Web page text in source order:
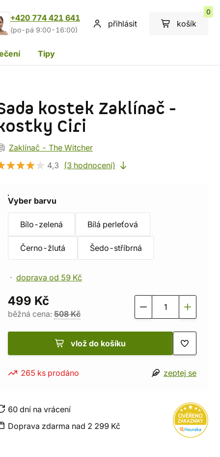
+420 774 421 641
(po-pá 9:00-16:00)
přihlásit košík
0
Tipy
kostek Zaklínač -
Ciri
Zaklínač - The Witcher
4,3
(3 hodnocení)
Vyber barvu
Bílo-zelená Bílá perleťová
Černo-žlutá Šedo-stříbrná
doprava od 59 Kč
499 Kč
běžná cena: 508 Kč
vlož do košíku
265 ks prodáno zeptej se
60 dní na vrácení
Doprava zdarma nad 2 299 Kč